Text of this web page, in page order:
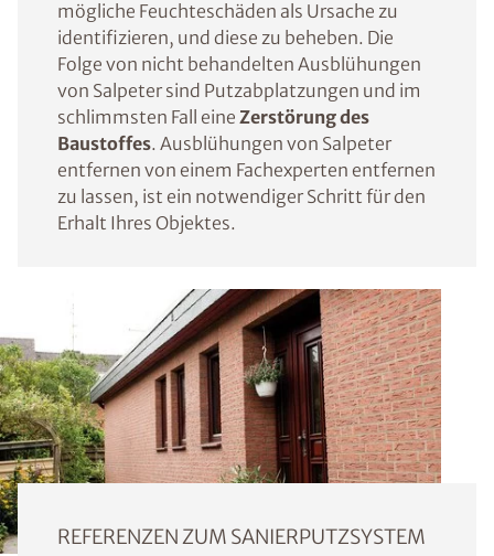
mögliche Feuchteschäden als Ursache zu
identifizieren, und diese zu beheben. Die
Folge von nicht behandelten Ausblühungen
von Salpeter sind Putzabplatzungen und im
schlimmsten Fall eine Zerstörung des
Baustoffes. Ausblühungen von Salpeter
entfernen von einem Fachexperten entfernen
zu lassen, ist ein notwendiger Schritt für den
Erhalt Ihres Objektes.
REFERENZEN ZUM SANIERPUTZSYSTEM